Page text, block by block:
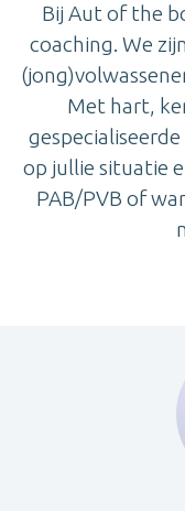
Bij Aut of the
coaching. We
Met hart,
op jullie situatie
PAB/PVB of